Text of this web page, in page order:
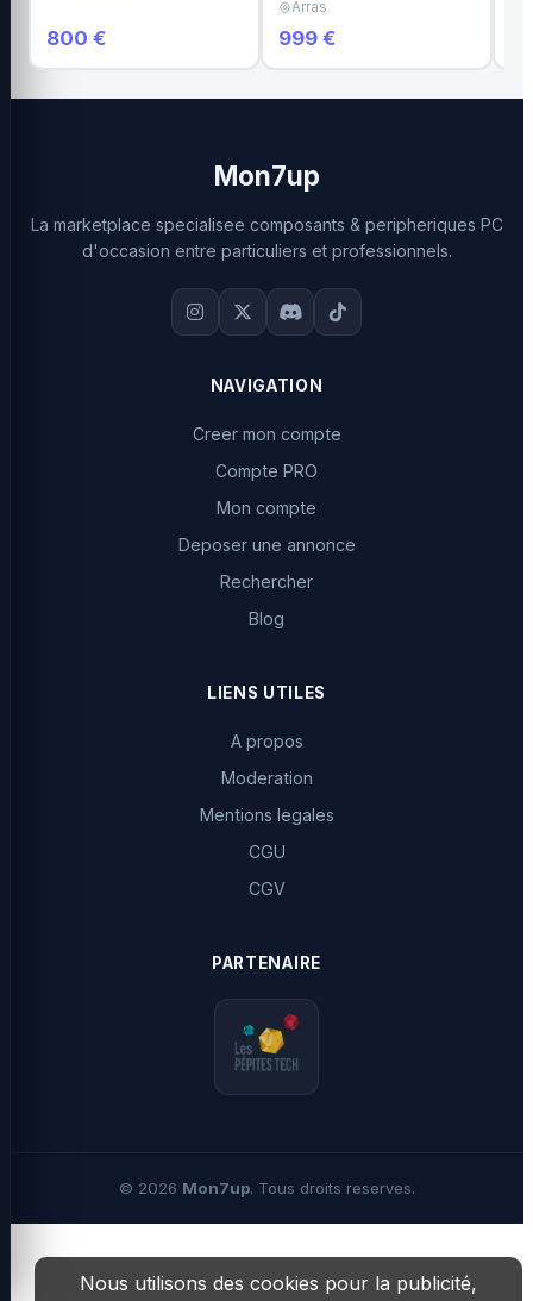
800 €
Arras
999 €
Nous utilisons des cookies pour la publicité,
Mon7up
La marketplace specialisee composants & peripheriques PC
d'occasion entre particuliers et professionnels.
NAVIGATION
Creer mon compte
Compte PRO
Mon compte
Deposer une annonce
Rechercher
Blog
LIENS UTILES
A propos
Moderation
Mentions legales
CGU
CGV
PARTENAIRE
© 2026 Mon7up. Tous droits reserves.